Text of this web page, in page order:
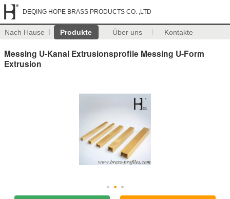
DEQING HOPE BRASS PRODUCTS CO. ,LTD
Nach Hause Produkte Über uns Kontakte
Messing U-Kanal Extrusionsprofile Messing U-Form
Extrusion